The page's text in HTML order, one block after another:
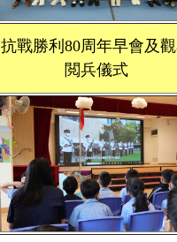
抗戰勝利80周年早會及
閲兵儀式